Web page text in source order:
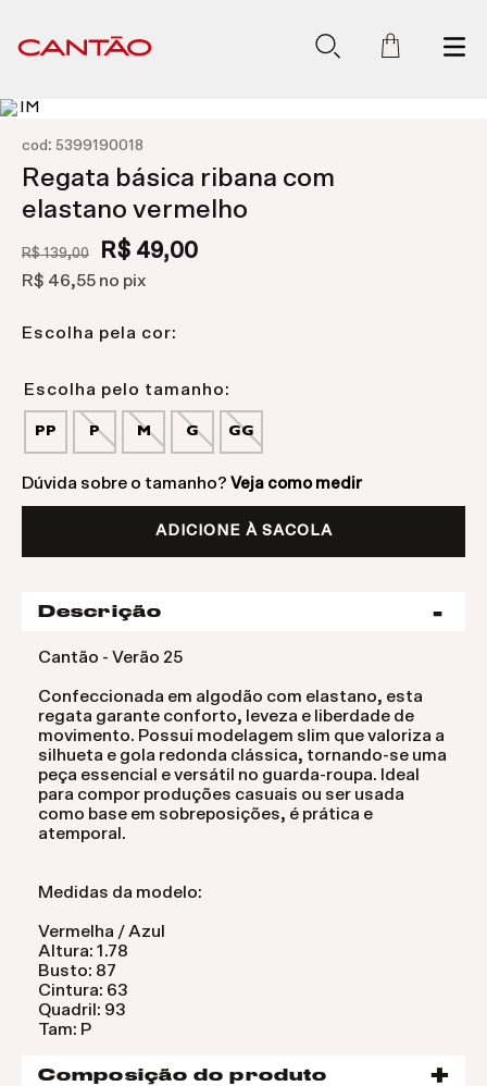
cod : 5399190018
Regata básica ribana com
elastano vermelho
R$ 139,00 R$ 49,00
R$ 46,55 no pix
Escolha pela cor:
PP P M G GG
Dúvida sobre o tamanho? Veja como medir
ADICIONE À SACOLA
Descrição
Cantão - Verão 25
Confeccionada em algodão com elastano, esta
regata garante conforto, leveza e liberdade de
movimento. Possui modelagem slim que valoriza a
silhueta e gola redonda clássica, tornando-se uma
peça essencial e versátil no guarda-roupa. Ideal
para compor produções casuais ou ser usada
como base em sobreposições, é prática e
atemporal.
Medidas da modelo:
Vermelha / Azul
Altura: 1.78
Busto: 87
Cintura: 63
Quadril: 93
Tam: P
Composição do produto